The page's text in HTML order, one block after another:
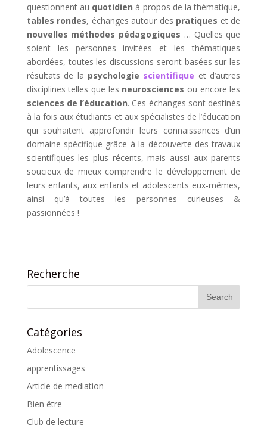
questionnent au quotidien à propos de la thématique,
tables rondes, échanges autour des pratiques et de
nouvelles méthodes pédagogiques … Quelles que
soient les personnes invitées et les thématiques
abordées, toutes les discussions seront basées sur les
résultats de la psychologie scientifique et d’autres
disciplines telles que les neurosciences ou encore les
sciences de l’éducation. Ces échanges sont destinés
à la fois aux étudiants et aux spécialistes de l’éducation
qui souhaitent approfondir leurs connaissances d’un
domaine spécifique grâce à la découverte des travaux
scientifiques les plus récents, mais aussi aux parents
soucieux de mieux comprendre le développement de
leurs enfants, aux enfants et adolescents eux-mêmes,
ainsi qu’à toutes les personnes curieuses &
passionnées !
Recherche
Catégories
Adolescence
apprentissages
Article de mediation
Bien être
Club de lecture